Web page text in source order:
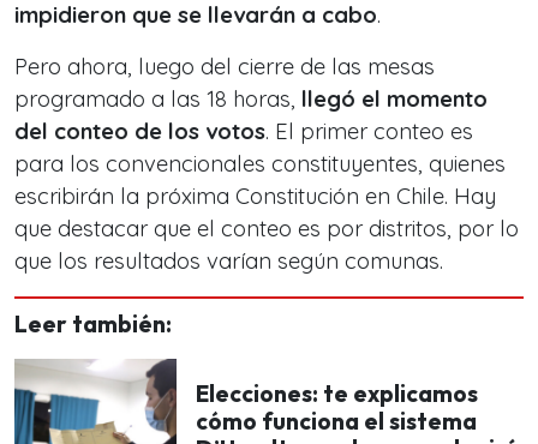
impidieron que se llevarán a cabo.
Pero ahora, luego del cierre de las mesas
programado a las 18 horas, llegó el momento
del conteo de los votos. El primer conteo es
para los convencionales constituyentes, quienes
escribirán la próxima Constitución en Chile. Hay
que destacar que el conteo es por distritos, por lo
que los resultados varían según comunas.
Leer también:
Elecciones: te explicamos
cómo funciona el sistema